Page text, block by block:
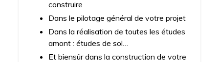
construire
Dans le pilotage général de votre projet
Dans la réalisation de toutes les études
amont : études de sol…
Et biensûr dans la construction de votre